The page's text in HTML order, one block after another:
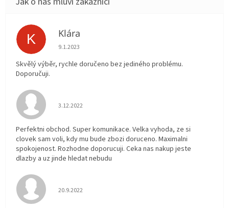
K Klára
Hodnocení obchodu je 5 z 5 hvězdiček.
9.1.2023
Skvělý výběr, rychle doručeno bez jediného problému.
Doporučuji.
Hodnocení obchodu je 5 z 5 hvězdiček.
3.12.2022
Perfektni obchod. Super komunikace. Velka vyhoda, ze si
clovek sam voli, kdy mu bude zbozi doruceno. Maximalni
spokojenost. Rozhodne doporucuji. Ceka nas nakup jeste
dlazby a uz jinde hledat nebudu
Hodnocení obchodu je 5 z 5 hvězdiček.
20.9.2022